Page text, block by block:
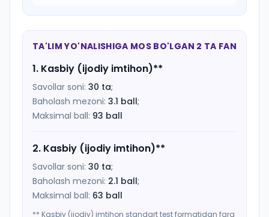
TA'LIM YO'NALISHIGA MOS BO'LGAN 2 TA FAN
1. Kasbiy (ijodiy imtihon)**
Savollar soni: 30 ta;
Baholash mezoni: 3.1 ball;
Maksimal ball: 93 ball
2. Kasbiy (ijodiy imtihon)**
Savollar soni: 30 ta;
Baholash mezoni: 2.1 ball;
Maksimal ball: 63 ball
** Kasbiy (ijodiy) imtihon standart test formatidan farq